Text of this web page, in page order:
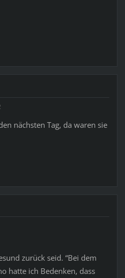
nächsten Tag, da waren sie
zurück seid. “Bei dem
hatte ich Bedenken, dass